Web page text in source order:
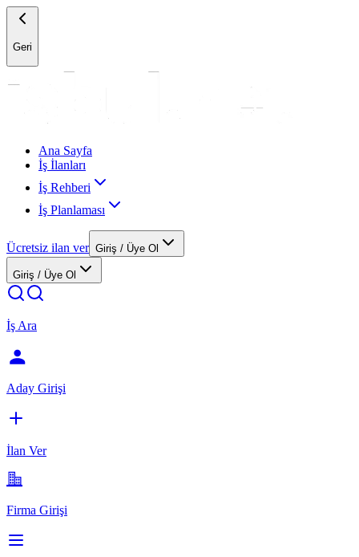
Geri
Ana Sayfa
İş İlanları
İş Rehberi
İş Planlaması
Ücretsiz ilan ver Giriş / Üye Ol
Giriş / Üye Ol
İş Ara
Aday Girişi
İlan Ver
Firma Girişi